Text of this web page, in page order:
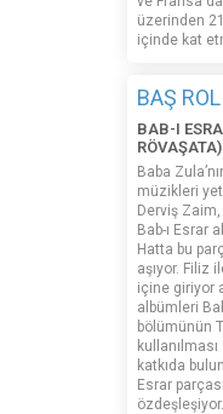
üzerinden
içinde kat
BAŞ
BAB-I
RÖVAŞATA)
Baba
müzikleri
Derviş
Bab-ı Esrar
Hatta bu
aşıyor. Filiz
içine giriyor
albümleri
bölümünün
katkıda
Esrar
özdeşleşiyor.